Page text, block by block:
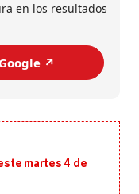
en los resultados
↗️
martes 4 de